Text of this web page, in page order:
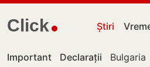
Click Știri
Important Declarații Bulgaria